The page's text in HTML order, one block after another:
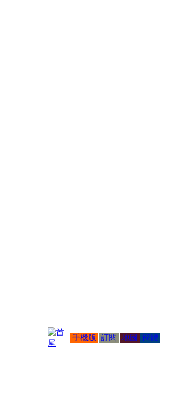
手機版 訂閱 地圖 簡體